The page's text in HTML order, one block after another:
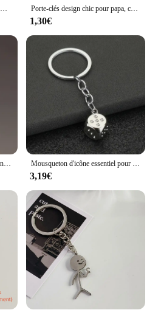
Porte-clés en forme de gourde en métal, crochet d'escalade, mousqueton de bain, porte-clés de voiture, accessoires de porte-clés vintage, bague de joaillerie, 1 pièce, 5 pièces Porte-clés design chic pour papa, cadeau de fête des pères, mini marteau en alliage de zinc, tournevis, ensemble d'outils, pendentif pour bague de support prédire
1,30€
Porte-Clés Créatif 12 Constellations, Pierre du Temps, Boule de Verre Double Face, Pendentif en Métal, Accessoires, Cadeau à la Mode Mousqueton d'icône essentiel pour hommes et femmes, porte-clés occultant unisexe, ceinture solide nar, couple, argent, simplicité
3,19€